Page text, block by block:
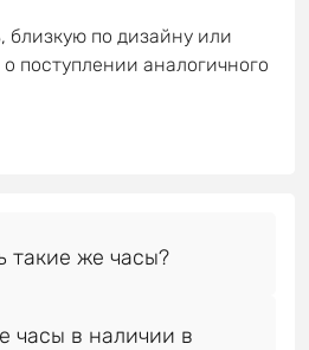
близкую по дизайну или
поступлении аналогичного
часы в наличии в